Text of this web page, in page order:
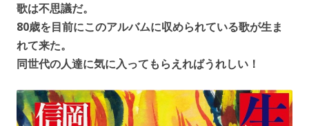
歌は不思議だ。
80歳を目前にこのアルバムに収められている歌が生ま
れて来た。
同世代の人達に気に入ってもらえればうれしい！